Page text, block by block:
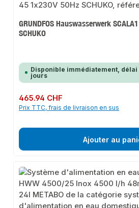
GRUNDFOS Hauswasserwerk
SCHUKO
Disponible immédiatement,
jours
Prix régulier :
465.94 CHF
Prix TTC, frais de livraison en sus
Ajouter au